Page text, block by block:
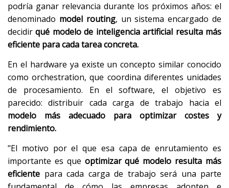
podría ganar relevancia durante los próximos años: el
denominado model routing, un sistema encargado de
decidirqué modelo de inteligencia artificial resulta más
eficiente para cada tarea concreta.
En el hardware ya existe un concepto similar conocido
como orchestration, que coordina diferentes unidades
de procesamiento. En el software, el objetivo es
parecido: distribuir cada carga de trabajo hacia el
modelo más adecuado para optimizar costes y
rendimiento.
"El motivo por el que esa capa de enrutamiento es
importante es que optimizar qué modelo resulta más
eficiente para cada carga de trabajo será una parte